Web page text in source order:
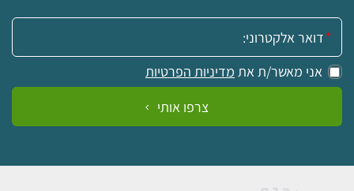
אימייל:
אני מאשר/ת את מדיניות הפרטיות
צרפו אותי